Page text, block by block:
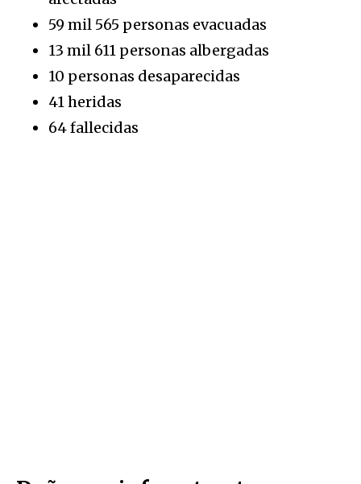
59 mil 565 personas evacuadas
13 mil 611 personas albergadas
10 personas desaparecidas
41 heridas
64 fallecidas